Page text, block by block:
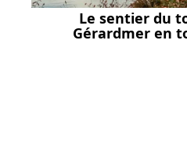
Le sentier du
Gérardmer en